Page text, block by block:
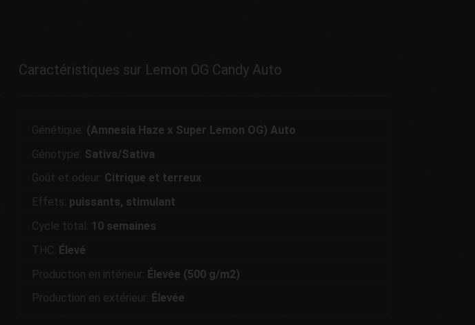
Caractéristiques sur Lemon OG Candy Auto
Génétique: (Amnesia Haze x Super Lemon OG) Auto
Génotype: Sativa/Sativa
Goût et odeur: Citrique et terreux
Effets: puissants, stimulant
Cycle total: 10 semaines
THC: Élevé
Production en intérieur: Élevée (500 g/m2)
Production en extérieur: É levée